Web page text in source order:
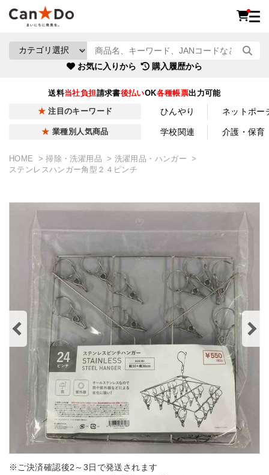
お気に入りから 購入履歴から
送料当社負担請求書後払いOK各種帳票出力可能
注目のキーワード ひんやり ネットポー
業種別人気商品 学校関連 介護・保育
HOME 掃除・洗濯用品
洗濯用品・ハンガー
ステンレスハンガー角型２４ピンチ
※ご決済確認後2～3日で発送されます